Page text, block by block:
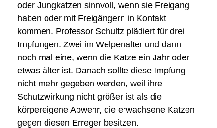
oder Jungkatzen sinnvoll, wenn sie Freigang
haben oder mit Freigängern in Kontakt
kommen. Professor Schultz plädiert für drei
Impfungen: Zwei im Welpenalter und dann
noch mal eine, wenn die Katze ein Jahr oder
etwas älter ist. Danach sollte diese Impfung
nicht mehr gegeben werden, weil ihre
Schutzwirkung nicht größer ist als die
körpereigene Abwehr, die erwachsene Katzen
gegen diesen Erreger besitzen.